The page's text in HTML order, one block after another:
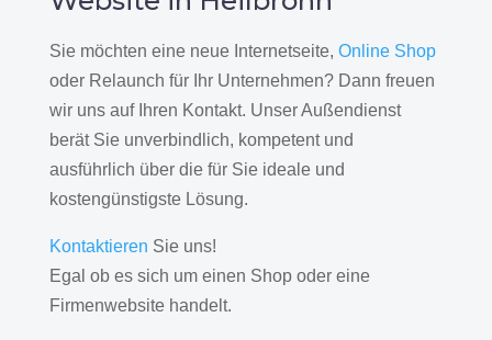
Sie möchten eine neue Internetseite, Online Shop
oder Relaunch für Ihr Unternehmen? Dann freuen
wir uns auf Ihren Kontakt. Unser Außendienst
berät Sie unverbindlich, kompetent und
ausführlich über die für Sie ideale und
kostengünstigste Lösung.
Kontaktieren Sie uns!
Egal ob es sich um einen Shop oder eine
Firmenwebsite handelt.